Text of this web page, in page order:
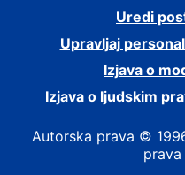
Uredi
Upravljaj
Izjava o
Izjava o ljudskim
Autorska prava ©